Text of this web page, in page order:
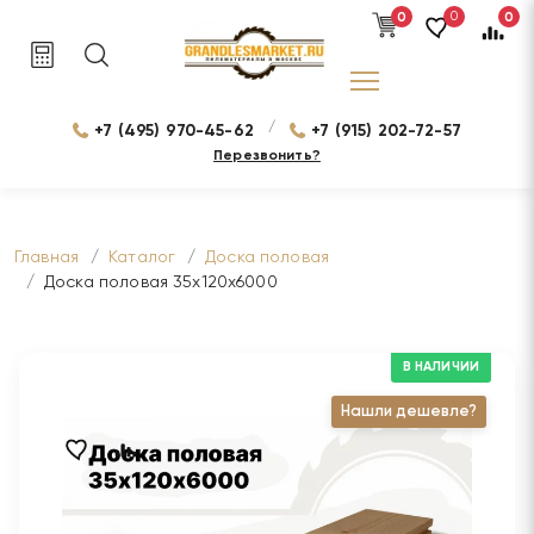
0 0 0
+7 (495) 970-45-62 / +7 (915) 202-72-57
Перезвонить?
Главная Каталог
Доска половая
Доска половая 35х120х6000
Нашли дешевле?
В НАЛИЧИИ